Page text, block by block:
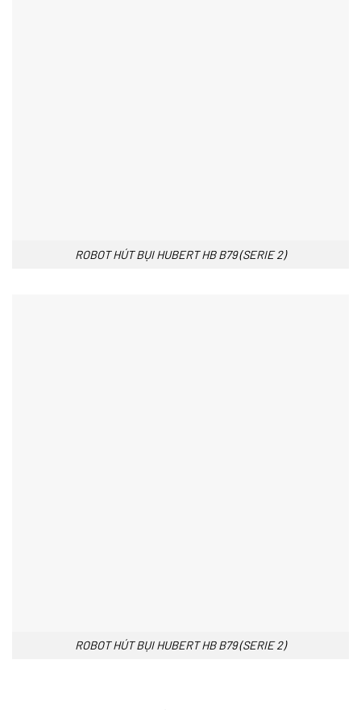
ROBOT HÚT BỤI HUBERT HB B79 (SERIE 2)
ROBOT HÚT BỤI HUBERT HB B79 (SERIE 2)